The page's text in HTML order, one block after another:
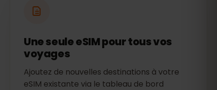
Une seule eSIM pour tous vos
voyages
Ajoutez de nouvelles destinations à votre
eSIM existante via le tableau de bord